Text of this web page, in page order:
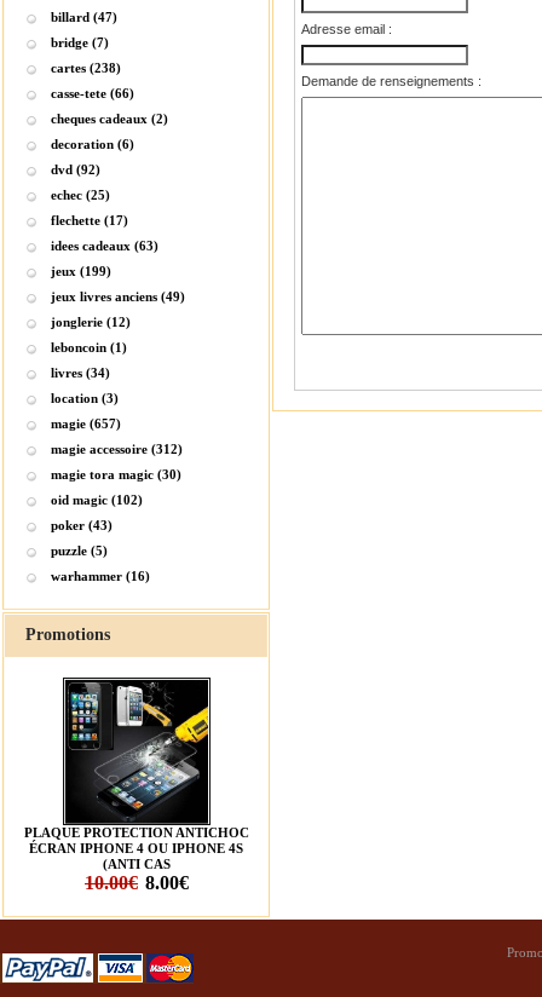
billard (47)
bridge (7)
cartes (238)
casse-tete (66)
cheques cadeaux (2)
decoration (6)
dvd (92)
echec (25)
flechette (17)
idees cadeaux (63)
jeux (199)
jeux livres anciens (49)
jonglerie (12)
leboncoin (1)
livres (34)
location (3)
magie (657)
magie accessoire (312)
magie tora magic (30)
oid magic (102)
poker (43)
puzzle (5)
warhammer (16)
Promotions
PLAQUE PROTECTION ANTICHOC
ÉCRAN IPHONE 4 OU IPHONE 4S
(ANTI CAS
10.00€ 8.00€
Adresse email :
Demande de renseignements :